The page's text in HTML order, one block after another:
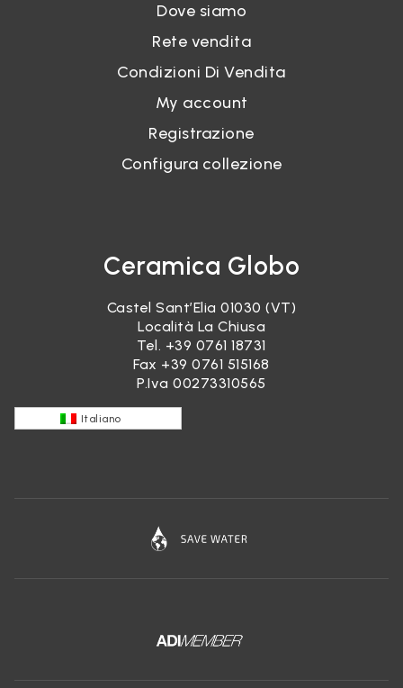
Dove siamo
Rete vendita
Condizioni Di Vendita
My account
Registrazione
Configura collezione
Ceramica Globo
Castel Sant’Elia 01030 (VT)
Località La Chiusa
Tel. +39 0761 18731
Fax +39 0761 515168
P.Iva 00273310565
Italiano